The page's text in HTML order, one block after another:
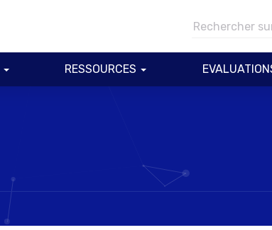
RESSOURCES